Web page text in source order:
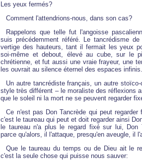
Les yeux fermés?
Comment l'attendrions-nous, dans son cas?
Rappelons que telle fut l'angoisse
suis précédemment référé. Le tancrédisme
vertige des hauteurs, tant il fermait les yeux
soi-même et debout, élevé au cube, sur le
chrétienne, et fut aussi une vraie frayeur, une
les ouvrait au silence éternel des espaces infinis.
Un autre tancrédiste français, un autre stoïco-
style très différent – le moraliste des réflexions
que le soleil ni la mort ne se peuvent regarder
Ce n'est pas Don Tancrède qui peut regarder
c'est le taureau qui peut et doit regarder ainsi
le taureau n'a plus le regard fixé sur lui, Don
parce qu'alors, il l'attaque, presqu'en aveugle, il
Que le taureau du temps ou de Dieu ait le
c'est la seule chose qui puisse nous sauver: